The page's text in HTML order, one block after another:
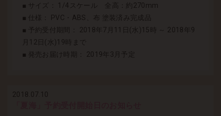
■ サイズ： 1/4スケール 全高：約270mm
■ 仕様： PVC・ABS、布 塗装済み完成品
■ 予約受付期間： 2018年7月11日(水)15時 ～ 2018年9
月12日(水)19時まで
■ 発売お届け時期： 2019年3月予定
2018.07.10